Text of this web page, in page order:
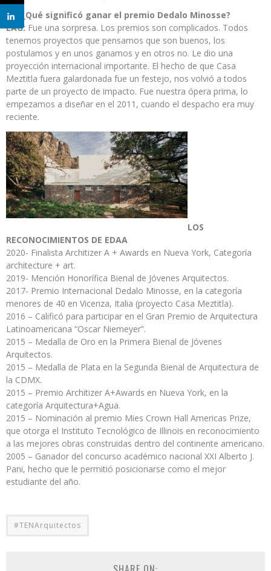
SB: ¿Qué significó ganar el premio Dedalo Minosse?
LAG: Fue una sorpresa. Los premios son complicados. Todos
tenemos proyectos que pensamos que son buenos, los
postulamos y en unos ganamos y en otros no. Le dio una
proyección internacional importante. El hecho de que Casa
Meztitla fuera galardonada fue un festejo, nos volvió a todos
parte de un proyecto de impacto. Fue nuestra ópera prima, lo
empezamos a diseñar en el 2011, cuando el despacho era muy
reciente.
LOS
RECONOCIMIENTOS DE EDAA
2020- Finalista Architizer A + Awards en Nueva York, Categoría
architecture + art.
2019- Mención Honorífica Bienal de Jóvenes Arquitectos.
2017- Premio Internacional Dedalo Minosse, en la categoría
menores de 40 en Vicenza, Italia (proyecto Casa Meztitla).
2016 – Calificó para participar en el Gran Premio de Arquitectura
Latinoamericana “Oscar Niemeyer”.
2015 – Medalla de Oro en la Primera Bienal de Jóvenes
Arquitectos.
2015 – Medalla de Plata en la Segunda Bienal de Arquitectura de
la CDMX.
2015 – Premio Architizer A+Awards en Nueva York, en la
categoría Arquitectura+Agua.
2015 – Nominación al premio Mies Crown Hall Americas Prize,
que otorga el Instituto Tecnológico de Illinois en reconocimiento
a las mejores obras construidas dentro del continente americano.
2005 – Ganador del concurso académico nacional XXI Alberto J.
Pani, hecho que le permitió posicionarse como el mejor
estudiante del año.
#TENArquitectos